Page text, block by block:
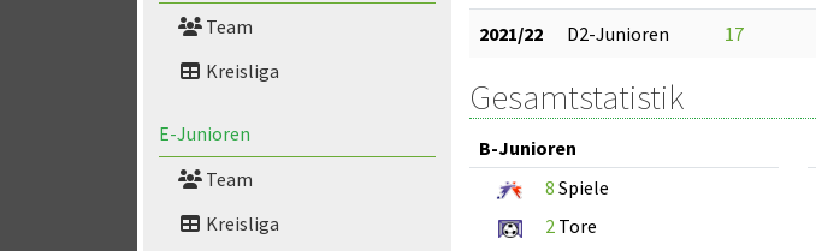
Team
Kreisliga
E-Junioren
Team
Kreisliga
2021/22 D2-Junioren 17
Gesamtstatistik
B-Junioren
8 Spiele
2 Tore